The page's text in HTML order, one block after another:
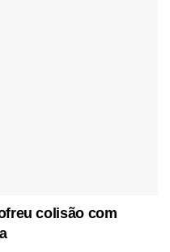
colisão com